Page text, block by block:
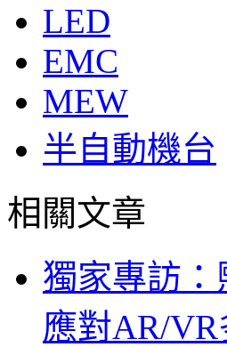
LED
EMC
MEW
半自動機台
相關文章
獨家專訪：
應對AR/